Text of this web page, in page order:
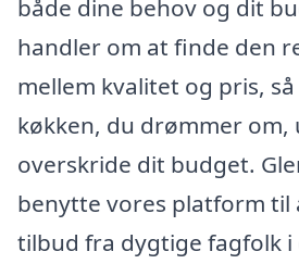
både dine behov og dit
handler om at finde den
mellem kvalitet og pris,
køkken, du drømmer om,
overskride dit budget.
benytte vores platform til
tilbud fra dygtige fagfolk i